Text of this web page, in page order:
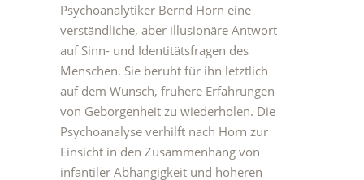
Psychoanalytiker Bernd Horn eine
verständliche, aber illusionäre Antwort
auf Sinn- und Identitätsfragen des
Menschen. Sie beruht für ihn letztlich
auf dem Wunsch, frühere Erfahrungen
von Geborgenheit zu wiederholen. Die
Psychoanalyse verhilft nach Horn zur
Einsicht in den Zusammenhang von
infantiler Abhängigkeit und höheren